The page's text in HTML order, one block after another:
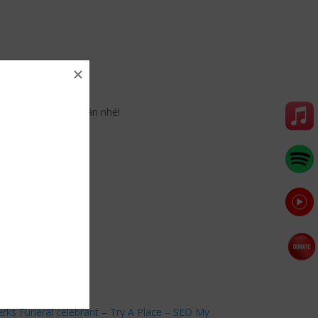
Âm Thư Giãn nhé!
Funeral celebrant – Try A Place – SEO My